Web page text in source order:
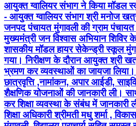
आयुक्‍त ग्‍वालियर संभाग ने किया मॉडल
- आयुक्त ग्वालियर संभाग श्री मनोज
जनपद पंचायत मुंगावली की ग्राम
मुख्यमंत्री जन विश्वास अभियान
शासकीय मॉडल हायर सेकेन्‍ड्री स्‍कूल
गया। निरीक्षण के दौरान आयुक्‍त श्री
भ्रमण कर व्‍यवस्‍थाओं का जायजा लिया।
छात्रवृत्ति ,नामांकन, अपार आईडी,
शैक्षणिक योजनाओं की जानकारी ली। साथ
कर शिक्षा व्‍यवस्‍था के संबंध में
शिक्षा अधिकारी श्रीमती मधु शर्मा ,